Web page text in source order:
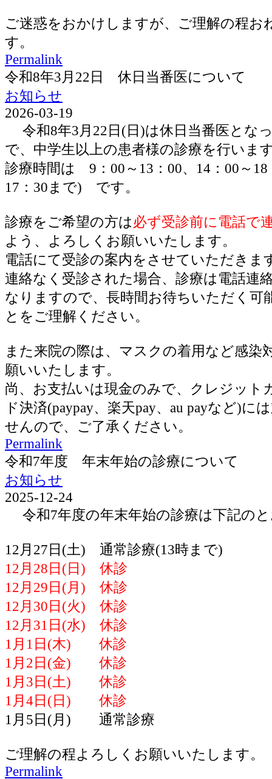
ご迷惑をおかけしますが、ご理解の程お
す。
Permalink
令和8年3月22日 休日当番医について
お知らせ
2026-03-19
令和8年3月22日(日)は休日当番医とな
で、中学生以上の患者様の診療を行いま
診療時間は 9：00～13：00、14：00～
17：30まで) です。
診療をご希望の方は必ず受診前に電話で
よう、よろしくお願いいたします。
電話にて受診の案内をさせていただきま
連絡なく受診された場合、診療は電話連
なりますので、長時間お待ちいただく可
とをご理解ください。
また来院の際は、マスクの着用など感染
願いいたします。
尚、お支払いは現金のみで、クレジット
ド決済(paypay、楽天pay、au payなど)に
せんので、ご了承ください。
Permalink
令和7年度 年末年始の診療について
お知らせ
2025-12-24
令和7年度の年末年始の診療は下記の
12月27日(土) 通常診療(13時まで)
12月28日(日) 休診
12月29日(月) 休診
12月30日(火) 休診
12月31日(水) 休診
1月1日(木) 休診
1月2日(金) 休診
1月3日(土) 休診
1月4日(日) 休診
1月5日(月) 通常診療
ご理解の程よろしくお願いいたします。
Permalink